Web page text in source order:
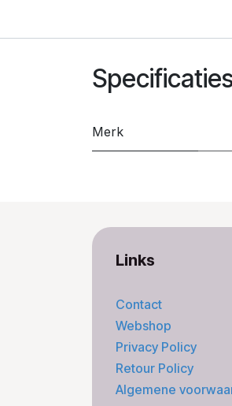
Merk
Links
Contact
Webshop
Privacy Policy
Retour Policy
Algemene